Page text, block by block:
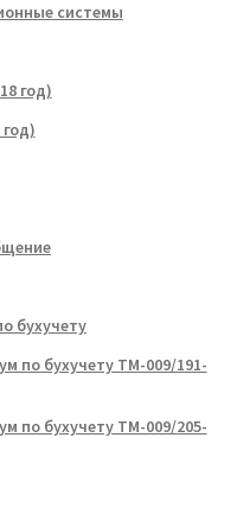
системы
год)
бухучету
по бухучету ТМ-009/191-
по бухучету ТМ-009/205-